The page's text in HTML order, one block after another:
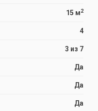
15 м2
4
3 из 7
Да
Да
Да